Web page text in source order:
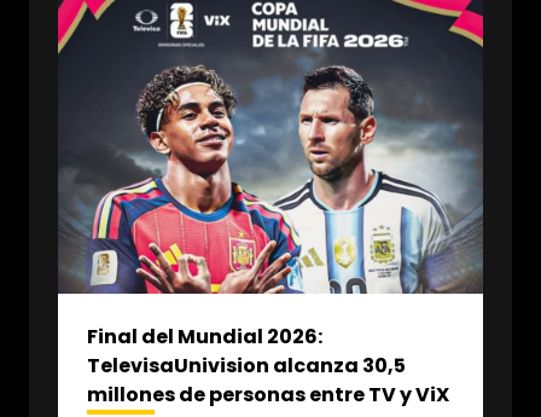
Final del Mundial 2026:
TelevisaUnivision alcanza 30,5
millones de personas entre TV y ViX